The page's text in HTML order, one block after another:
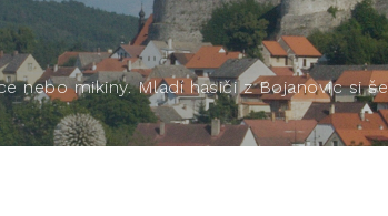
nebo mikiny. Mladí hasiči z Bojanovic si